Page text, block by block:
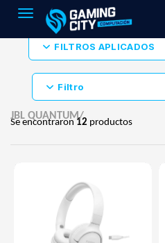
Toggle navigation
FILTROS APLICADOS
Filtro
JBL QUANTUM/
Se encontraron 12 productos